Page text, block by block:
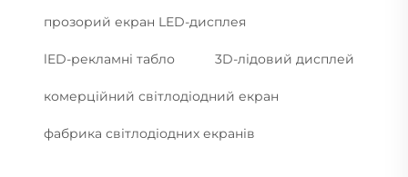
прозорий екран LED-дисплея
lED-рекламні табло 3D-лідовий дисплей
комерційний світлодіодний екран
фабрика світлодіодних екранів